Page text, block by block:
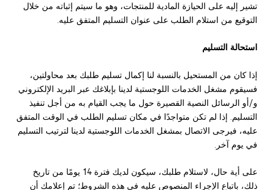
تشير إليه على الحيازة المادية للمنتجات، وهو ما سيتم إثباته من خلال
التوقيع من استلام الطلب على عنوان التسليم المتفق عليه.
استحالة التسليم
إذا كان من المستحيل بالنسبة لنا إكمال تسليم طلبك بعد محاولتين،
فسيقوم مشغل الخدمات اللوجستية لدينا بإبلاغك عبر البريد الإلكتروني
و/أو الرسائل النصية القصيرة حول ما يجب القيام به من أجل تنفيذ
التسليم. إذا لم تكن متواجدًا في مكان تسليم الطلب في الوقت المتفق
عليه، فيرجى الاتصال بمشغل الخدمات اللوجستية لدينا لترتيب التسليم
في يوم آخر.
على أية حال، لاستلام طلبك، سيكون لديك فترة 14 يومًا من تاريخ
ذلك، باتباع الإجراء المنصوص عليه في هذه الشروط؛ تم إعلامك أن